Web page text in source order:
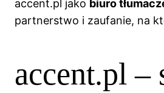
accent.pl jako biuro
partnerstwo i zaufanie, na
accent.pl –